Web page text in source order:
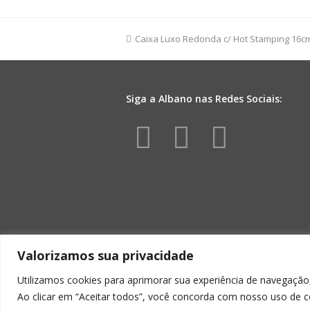
Valorizamos sua privacidade
Utilizamos cookies para aprimorar sua experiência de
Ao clicar em “Aceitar todos”, você concorda com nosso uso de
Amarelo
quantidade
previous
Caixa Luxo Redonda c/ Hot Stamping
Siga a Albano nas Redes Sociais:
Facebook